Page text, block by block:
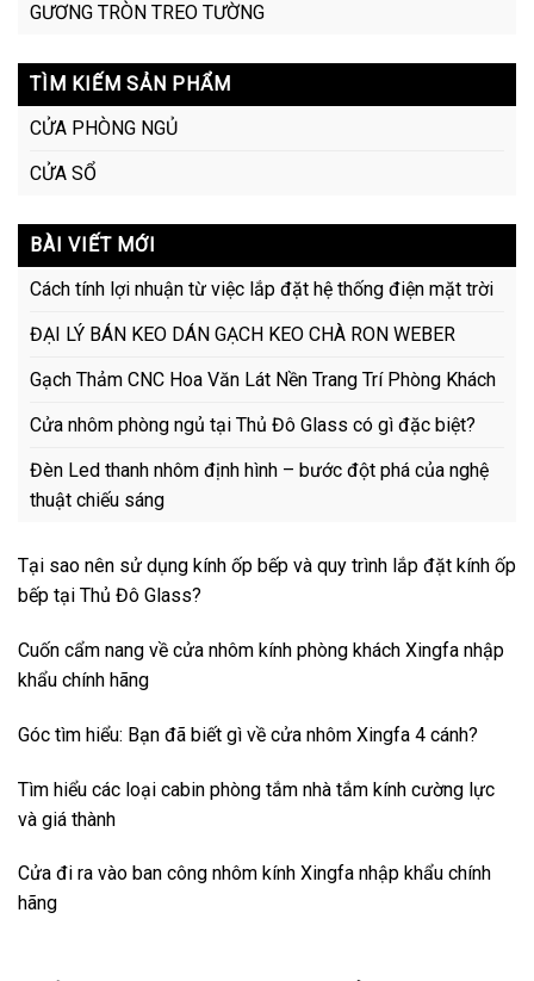
GƯƠNG TRÒN TREO TƯỜNG
TÌM KIẾM SẢN PHẨM
CỬA PHÒNG NGỦ
CỬA SỔ
BÀI VIẾT MỚI
Cách tính lợi nhuận từ việc lắp đặt hệ thống điện mặt trời
ĐẠI LÝ BÁN KEO DÁN GẠCH KEO CHÀ RON WEBER
Gạch Thảm CNC Hoa Văn Lát Nền Trang Trí Phòng Khách
Cửa nhôm phòng ngủ tại Thủ Đô Glass có gì đặc biệt?
Đèn Led thanh nhôm định hình – bước đột phá của nghệ
thuật chiếu sáng
Tại sao nên sử dụng kính ốp bếp và quy trình lắp đặt kính ốp
bếp tại Thủ Đô Glass?
Cuốn cẩm nang về cửa nhôm kính phòng khách Xingfa nhập
khẩu chính hãng
Góc tìm hiểu: Bạn đã biết gì về cửa nhôm Xingfa 4 cánh?
Tìm hiểu các loại cabin phòng tắm nhà tắm kính cường lực
và giá thành
Cửa đi ra vào ban công nhôm kính Xingfa nhập khẩu chính
hãng